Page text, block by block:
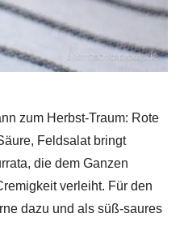
zum Herbst-Traum: Rote
Feldsalat bringt
die dem Ganzen
verleiht. Für den
dazu und als süß-saures